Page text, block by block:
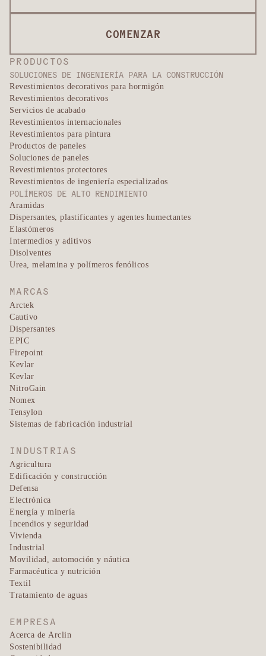
PRODUCTOS
SOLUCIONES DE INGENIERÍA PARA LA CONSTRUCCIÓN
Revestimientos decorativos para hormigón
Revestimientos decorativos
Servicios de acabado
Revestimientos internacionales
Revestimientos para pintura
Productos de paneles
Soluciones de paneles
Revestimientos protectores
Revestimientos de ingeniería especializados
POLÍMEROS DE ALTO RENDIMIENTO
Aramidas
Dispersantes, plastificantes y agentes humectantes
Elastómeros
Intermedios y aditivos
Disolventes
Urea, melamina y polímeros fenólicos
MARCAS
Arctek
Cautivo
Dispersantes
EPIC
Firepoint
Kevlar
Kevlar
NitroGain
Nomex
Tensylon
Sistemas de fabricación industrial
INDUSTRIAS
Agricultura
Edificación y construcción
Defensa
Electrónica
Energía y minería
Incendios y seguridad
Vivienda
Industrial
Movilidad, automoción y náutica
Farmacéutica y nutrición
Textil
Tratamiento de aguas
EMPRESA
Acerca de Arclin
Sostenibilidad
COMENZAR